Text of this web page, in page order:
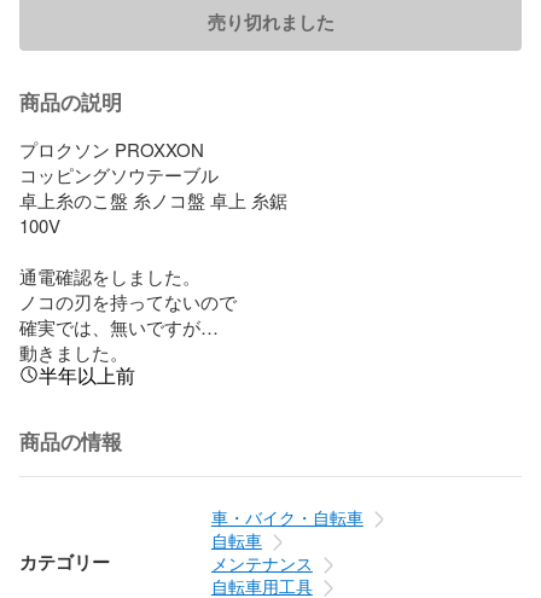
売り切れました
商品の説明
プロクソン PROXXON
コッピングソウテーブル
卓上糸のこ盤 糸ノコ盤 卓上 糸鋸
100V
通電確認をしました。
ノコの刃を持ってないので
確実では、無いですが…
動きました。
半年以上前
商品の情報
カテゴリー
車・バイク・自転車
自転車
メンテナンス
自転車用工具